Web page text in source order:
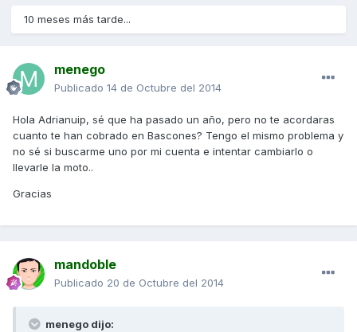
10 meses más tarde...
menego
Publicado 14 de Octubre del 2014
Hola Adrianuip, sé que ha pasado un año, pero no te acordaras
cuanto te han cobrado en Bascones? Tengo el mismo problema y
no sé si buscarme uno por mi cuenta e intentar cambiarlo o
llevarle la moto..
Gracias
mandoble
Publicado 20 de Octubre del 2014
menego dijo: